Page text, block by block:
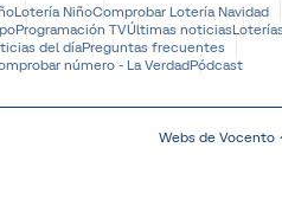
Lotería NiñoComprobar Lotería Navidad
Programación TVÚltimas noticias
del díaPreguntas frecuentes
número - La VerdadPódcast
Webs de Vocento